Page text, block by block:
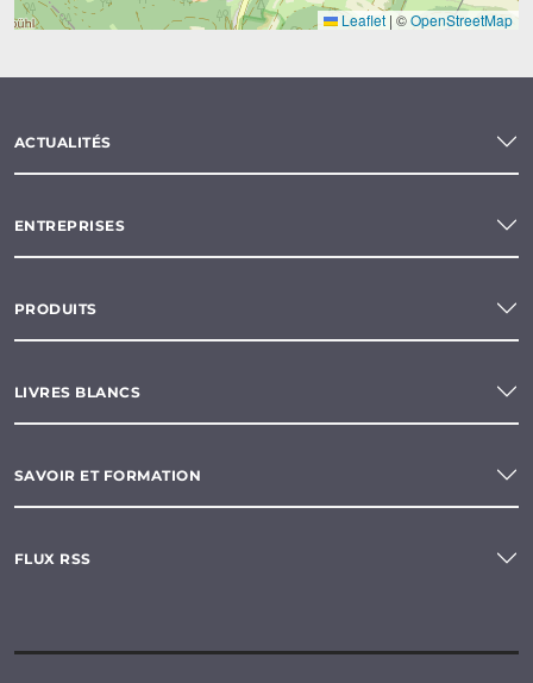
Leaflet | ©OpenStreetMap
ACTUALITÉS
ENTREPRISES
PRODUITS
LIVRES BLANCS
SAVOIR ET FORMATION
FLUX RSS